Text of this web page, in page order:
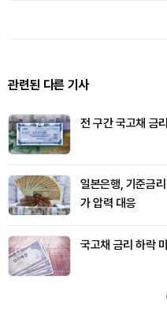
관련된 다른 기사
전 구간 국고채 금
일본은행, 기준금
가 압력 대응
국고채 금리 하락